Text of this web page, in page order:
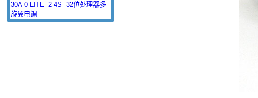
30A-0-LITE 2-4S
32位处理器多
旋翼电调